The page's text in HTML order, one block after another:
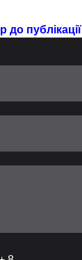
до публікації